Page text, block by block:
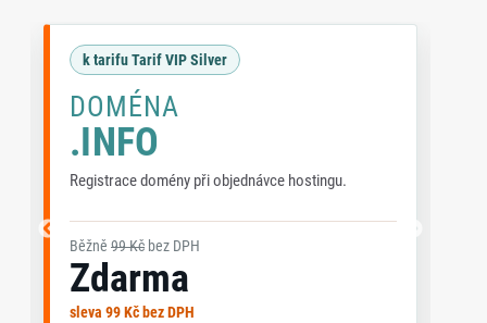
k tarifu Tarif VIP Silver
DOMÉNA
.INFO
Registrace domény při objednávce hostingu.
Běžně 99 Kč bez DPH
Zdarma
sleva 99 Kč bez DPH